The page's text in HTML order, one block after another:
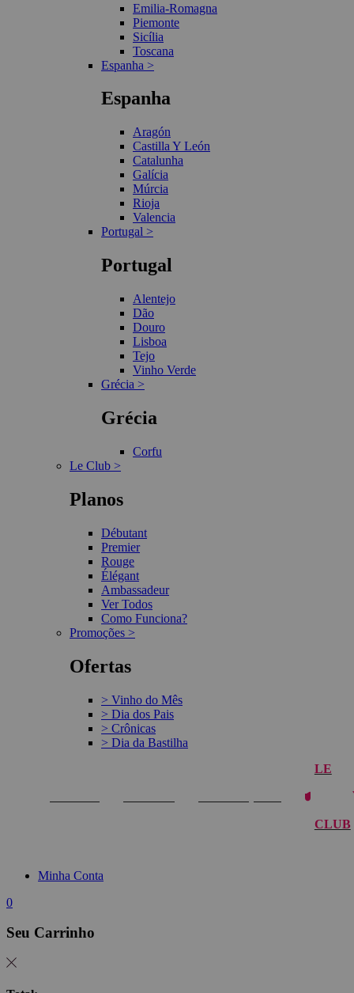
Emilia-Romagna
Piemonte
Sicília
Toscana
Espanha >
Espanha
Aragón
Castilla Y León
Catalunha
Galícia
Múrcia
Rioja
Valencia
Portugal >
Portugal
Alentejo
Dão
Douro
Lisboa
Tejo
Vinho Verde
Grécia >
Grécia
Corfu
Le Club >
Planos
Débutant
Premier
Rouge
Élégant
Ambassadeur
Ver Todos
Como Funciona?
Promoções >
Ofertas
> Vinho do Mês
> Dia dos Pais
> Crônicas
> Dia da Bastilha
LE
CLUB
Minha Conta
0
Seu Carrinho